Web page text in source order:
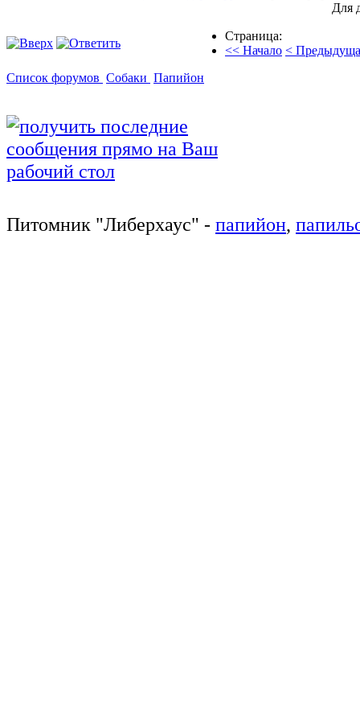
Для
Страница:
<< Начало <
Список форумов Собаки Папийон
Питомник "Либерхаус" - папийон,